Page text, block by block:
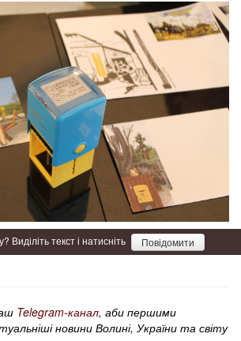
текст і натисніть Повідомити
Telegram-канал, аби першими
новини Волині, України та світу